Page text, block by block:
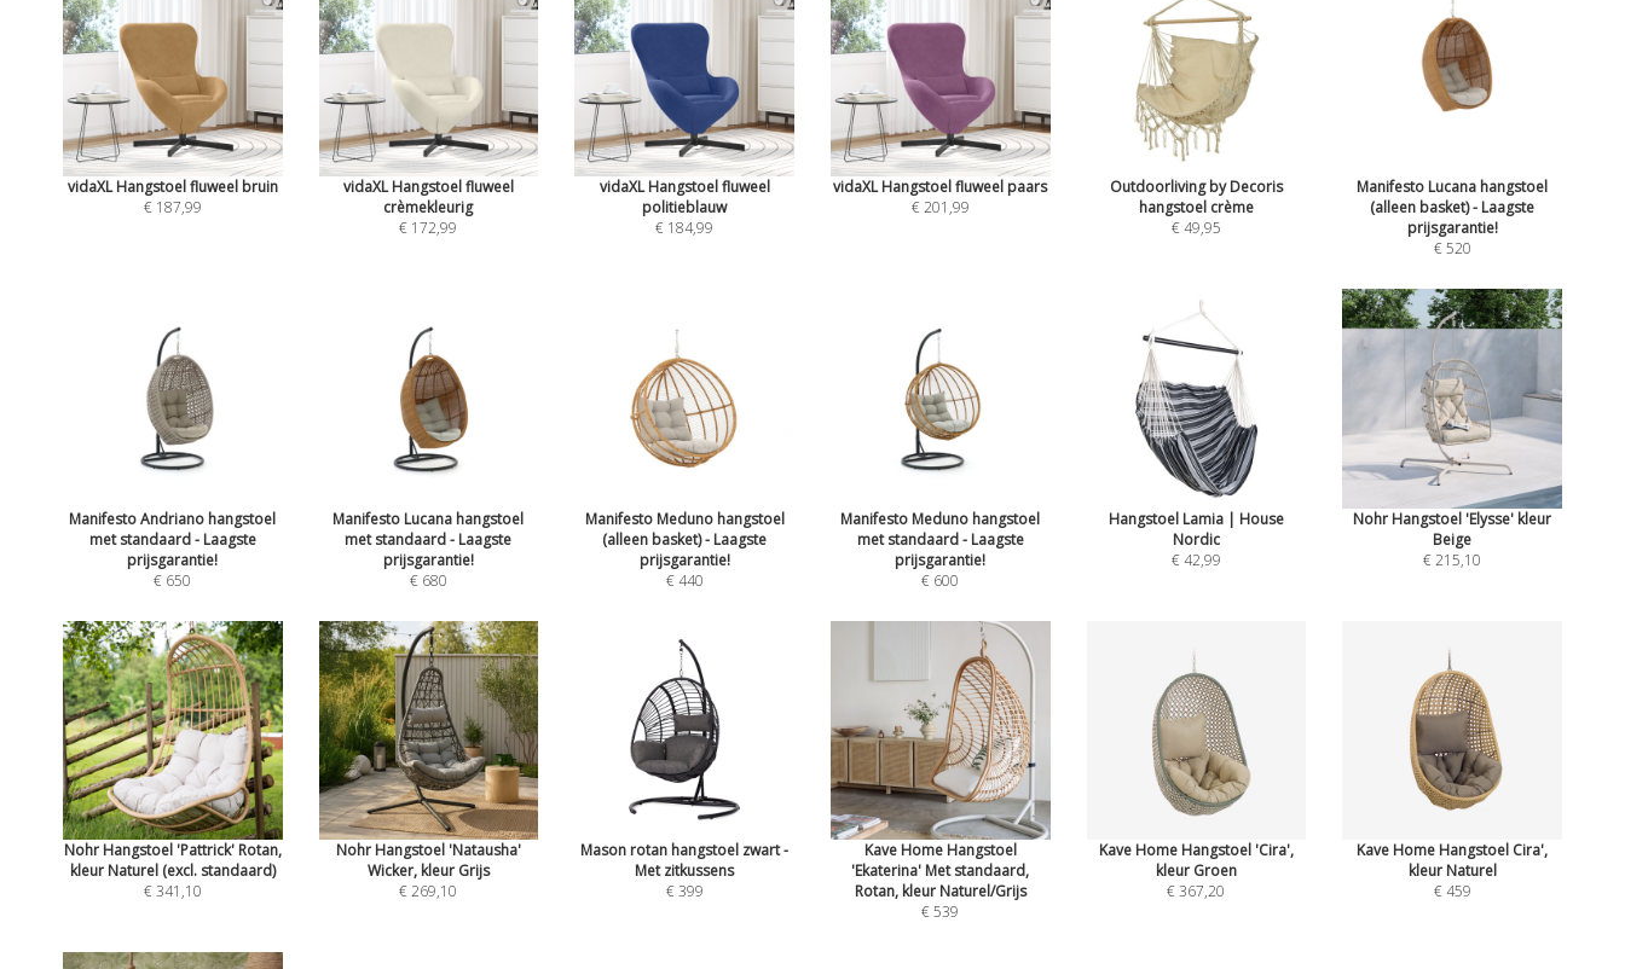
vidaXL Hangstoel fluweel bruin
€ 187,99
vidaXL Hangstoel fluweel
crèmekleurig
€ 172,99
vidaXL Hangstoel fluweel
politieblauw
€ 184,99
vidaXL Hangstoel fluweel paars
€ 201,99
Outdoorliving by Decoris
hangstoel crème
€ 49,95
Manifesto Lucana hangstoel
(alleen basket) - Laagste
prijsgarantie!
€ 520
Manifesto Andriano hangstoel
met standaard - Laagste
prijsgarantie!
€ 650
Manifesto Lucana hangstoel
met standaard - Laagste
prijsgarantie!
€ 680
Manifesto Meduno hangstoel
(alleen basket) - Laagste
prijsgarantie!
€ 440
Manifesto Meduno hangstoel
met standaard - Laagste
prijsgarantie!
€ 600
Hangstoel Lamia | House
Nordic
€ 42,99
Nohr Hangstoel 'Elysse' kleur
Beige
€ 215,10
Nohr Hangstoel 'Pattrick' Rotan,
kleur Naturel (excl. standaard)
€ 341,10
Nohr Hangstoel 'Natausha'
Wicker, kleur Grijs
€ 269,10
Mason rotan hangstoel zwart -
Met zitkussens
€ 399
Kave Home Hangstoel
'Ekaterina' Met standaard,
Rotan, kleur Naturel/Grijs
€ 539
Kave Home Hangstoel 'Cira',
kleur Groen
€ 367,20
Kave Home Hangstoel Cira',
kleur Naturel
€ 459